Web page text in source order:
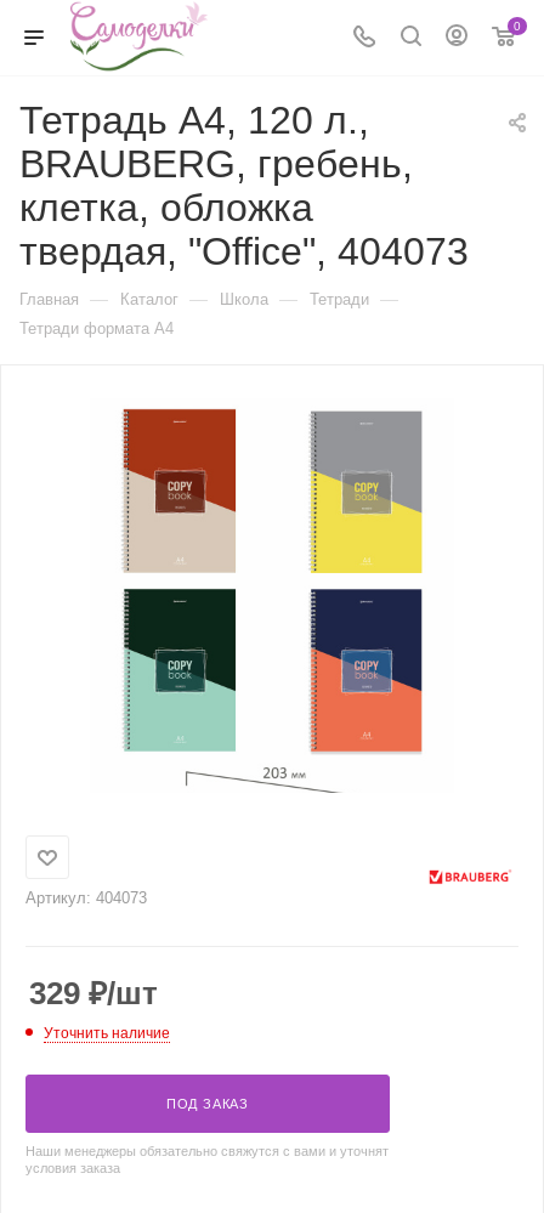
0
Тетрадь А4, 120 л.,
BRAUBERG, гребень,
клетка, обложка
твердая, "Office", 404073
Главная — Каталог — Школа — Тетради —
Тетради формата А4
Артикул: 404073
329 ₽/шт
Уточнить наличие
ПОД ЗАКАЗ
Наши менеджеры обязательно свяжутся с вами и уточнят
условия заказа